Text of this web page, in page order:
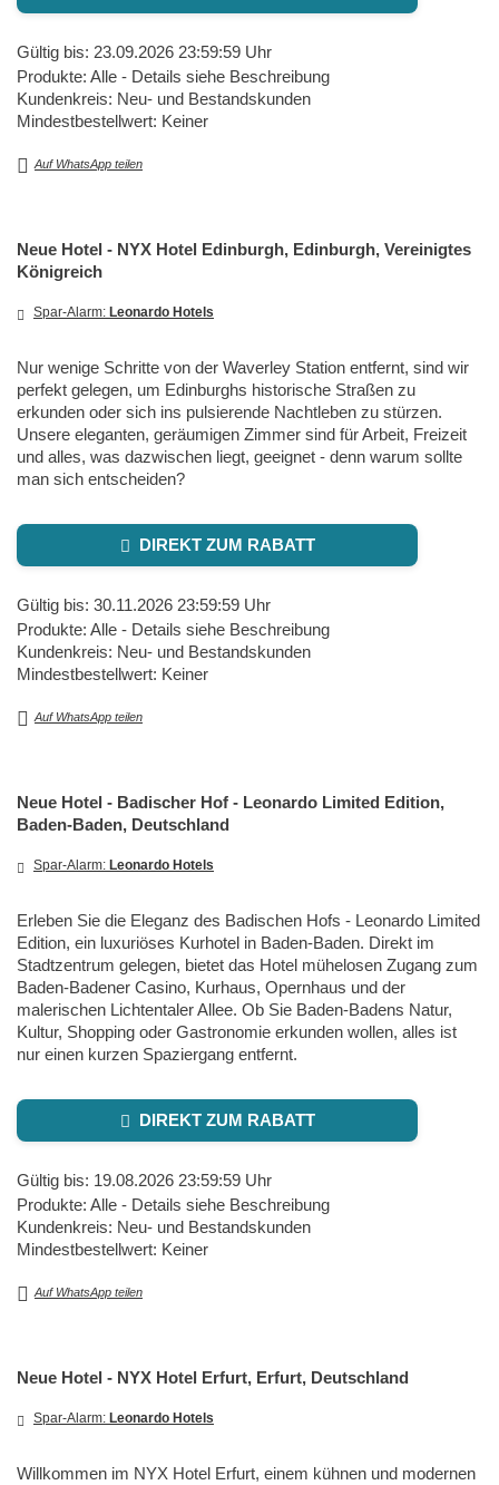
Gültig bis: 23.09.2026 23:59:59 Uhr
Produkte: Alle - Details siehe Beschreibung
Kundenkreis: Neu- und Bestandskunden
Mindestbestellwert: Keiner
Auf WhatsApp teilen
Neue Hotel - NYX Hotel Edinburgh, Edinburgh, Vereinigtes
Königreich
Spar-Alarm: Leonardo Hotels
Nur wenige Schritte von der Waverley Station entfernt, sind wir
perfekt gelegen, um Edinburghs historische Straßen zu
erkunden oder sich ins pulsierende Nachtleben zu stürzen.
Unsere eleganten, geräumigen Zimmer sind für Arbeit, Freizeit
und alles, was dazwischen liegt, geeignet - denn warum sollte
man sich entscheiden?
DIREKT ZUM RABATT
Gültig bis: 30.11.2026 23:59:59 Uhr
Produkte: Alle - Details siehe Beschreibung
Kundenkreis: Neu- und Bestandskunden
Mindestbestellwert: Keiner
Auf WhatsApp teilen
Neue Hotel - Badischer Hof - Leonardo Limited Edition,
Baden-Baden, Deutschland
Spar-Alarm: Leonardo Hotels
Erleben Sie die Eleganz des Badischen Hofs - Leonardo Limited
Edition, ein luxuriöses Kurhotel in Baden-Baden. Direkt im
Stadtzentrum gelegen, bietet das Hotel mühelosen Zugang zum
Baden-Badener Casino, Kurhaus, Opernhaus und der
malerischen Lichtentaler Allee. Ob Sie Baden-Badens Natur,
Kultur, Shopping oder Gastronomie erkunden wollen, alles ist
nur einen kurzen Spaziergang entfernt.
DIREKT ZUM RABATT
Gültig bis: 19.08.2026 23:59:59 Uhr
Produkte: Alle - Details siehe Beschreibung
Kundenkreis: Neu- und Bestandskunden
Mindestbestellwert: Keiner
Auf WhatsApp teilen
Neue Hotel - NYX Hotel Erfurt, Erfurt, Deutschland
Spar-Alarm: Leonardo Hotels
Willkommen im NYX Hotel Erfurt, einem kühnen und modernen